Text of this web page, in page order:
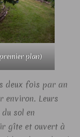
plan)
deux fois par an
environ. Leurs
sol en
gîte et ouvert à